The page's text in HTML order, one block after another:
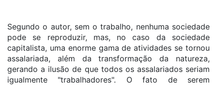
Segundo o autor, sem o trabalho, nenhuma sociedade
pode se reproduzir, mas, no caso da sociedade
capitalista, uma enorme gama de atividades se tornou
assalariada, além da transformação da natureza,
gerando a ilusão de que todos os assalariados seriam
igualmente "trabalhadores". O fato de serem